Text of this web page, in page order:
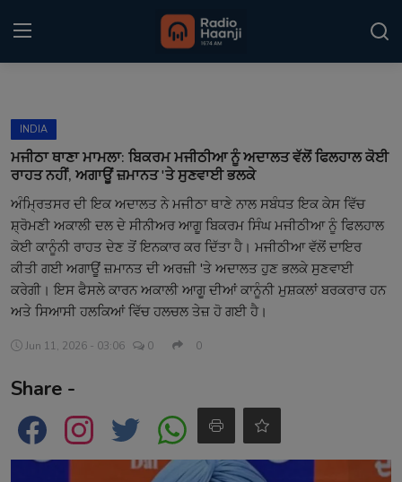
Home
Punjabi Podcast
Kitaab Kahani
Gallery
Sponsors
Matrimonial
Event
Contact
INDIA
ਮਜੀਠਾ ਥਾਣਾ ਮਾਮਲਾ: ਬਿਕਰਮ ਮਜੀਠੀਆ ਨੂੰ ਅਦਾਲਤ ਵੱਲੋਂ ਫਿਲਹਾਲ ਕੋਈ
ਰਾਹਤ ਨਹੀਂ, ਅਗਾਊਂ ਜ਼ਮਾਨਤ 'ਤੇ ਸੁਣਵਾਈ ਭਲਕੇ
ਅੰਮ੍ਰਿਤਸਰ ਦੀ ਇਕ ਅਦਾਲਤ ਨੇ ਮਜੀਠਾ ਥਾਣੇ ਨਾਲ ਸਬੰਧਤ ਇਕ ਕੇਸ ਵਿੱਚ
ਸ਼੍ਰੋਮਣੀ ਅਕਾਲੀ ਦਲ ਦੇ ਸੀਨੀਅਰ ਆਗੂ ਬਿਕਰਮ ਸਿੰਘ ਮਜੀਠੀਆ ਨੂੰ ਫਿਲਹਾਲ
ਕੋਈ ਕਾਨੂੰਨੀ ਰਾਹਤ ਦੇਣ ਤੋਂ ਇਨਕਾਰ ਕਰ ਦਿੱਤਾ ਹੈ। ਮਜੀਠੀਆ ਵੱਲੋਂ ਦਾਇਰ
ਕੀਤੀ ਗਈ ਅਗਾਊਂ ਜ਼ਮਾਨਤ ਦੀ ਅਰਜ਼ੀ 'ਤੇ ਅਦਾਲਤ ਹੁਣ ਭਲਕੇ ਸੁਣਵਾਈ
ਕਰੇਗੀ। ਇਸ ਫੈਸਲੇ ਕਾਰਨ ਅਕਾਲੀ ਆਗੂ ਦੀਆਂ ਕਾਨੂੰਨੀ ਮੁਸ਼ਕਲਾਂ ਬਰਕਰਾਰ ਹਨ
ਅਤੇ ਸਿਆਸੀ ਹਲਕਿਆਂ ਵਿੱਚ ਹਲਚਲ ਤੇਜ਼ ਹੋ ਗਈ ਹੈ।
Jun 11, 2026 - 03:06 0 0
Share -